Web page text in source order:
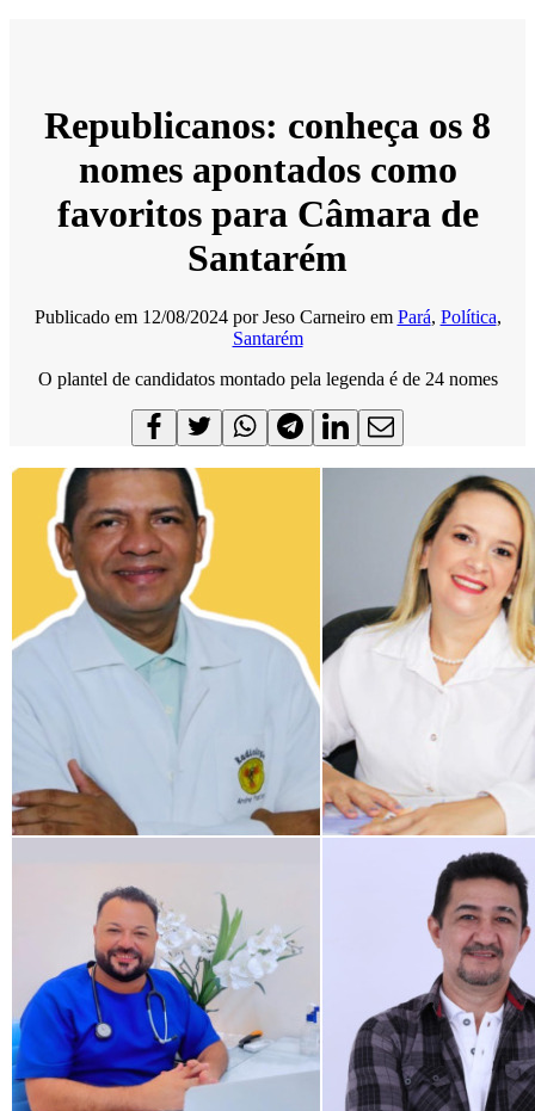
Republicanos: conheça os 8
nomes apontados como
favoritos para Câmara de
Santarém
Publicado em 12/08/2024 porJeso Carneiro em Pará, Política,
Santarém
O plantel de candidatos montado pela legenda é de 24 nomes